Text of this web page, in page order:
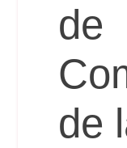
Doble Grado
Boletines
de
de